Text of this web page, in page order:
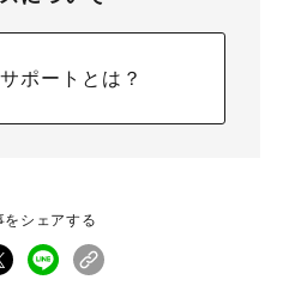
ポートとは？
をシェアする